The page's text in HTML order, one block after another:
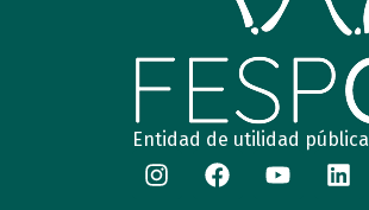
Entidad de utilidad pública